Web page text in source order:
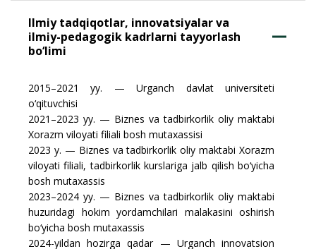
Ilmiy tadqiqotlar, innovatsiyalar va
ilmiy-pedagogik kadrlarni tayyorlash
bo‘limi
2015–2021 yy. — Urganch davlat universiteti
o‘qituvchisi
2021–2023 yy. — Biznes va tadbirkorlik oliy maktabi
Xorazm viloyati filiali bosh mutaxassisi
2023 y. — Biznes va tadbirkorlik oliy maktabi Xorazm
viloyati filiali, tadbirkorlik kurslariga jalb qilish bo‘yicha
bosh mutaxassis
2023–2024 yy. — Biznes va tadbirkorlik oliy maktabi
huzuridagi hokim yordamchilari malakasini oshirish
bo‘yicha bosh mutaxassis
2024-yildan hozirga qadar — Urganch innovatsion